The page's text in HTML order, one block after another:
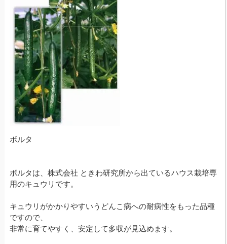
ボルタ
ボルタは、株式会社 ときわ研究所から出ているハウス栽培専
用のキュウリです。
キュウリがかかりやすいうどんこ病への耐病性をもった品種
ですので、
非常に育てやすく、安定して多収が見込めます。